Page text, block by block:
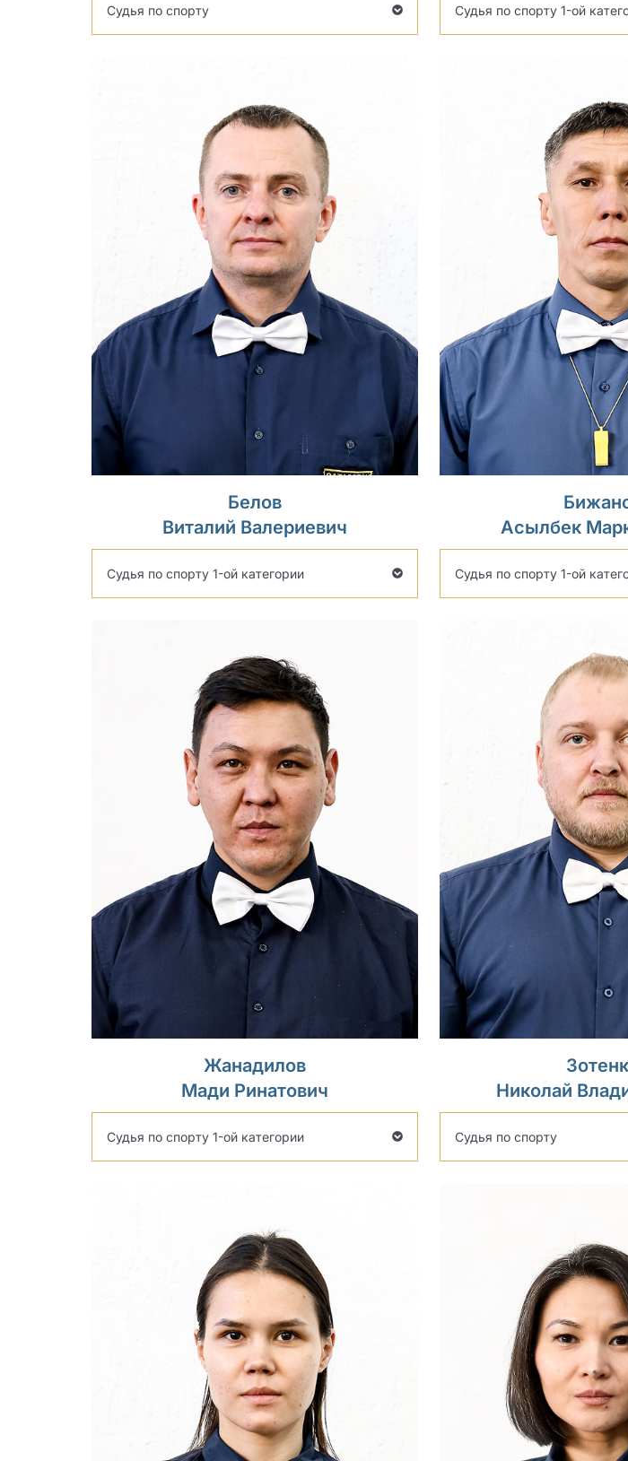
Судья по спорту Судья по спорту 1-ой
Белов
Виталий Валериевич
Судья по спорту 1-ой категории
Асылбек
Судья по спорту 1-ой
Жанадилов
Мади Ринатович
Судья по спорту 1-ой категории
Николай
Судья по спорту